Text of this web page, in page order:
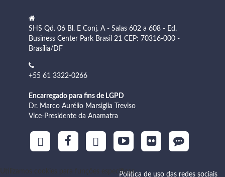
SHS Qd. 06 Bl. E Conj. A - Salas 602 a 608 - Ed.
Business Center Park Brasil 21 CEP: 70316-000 -
Brasília/DF
+55 61 3322-0266
Encarregado para fins de LGPD
Dr. Marco Aurélio Marsiglia Treviso
Vice-Presidente da Anamatra
Política de uso das redes sociais
Utilizamos cookies para funções específicas